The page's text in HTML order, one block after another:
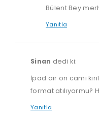
Bülent Bey
Yanıtla
Sinan dedi ki:
İpad air ön camı
format atılıyormu?
Yanıtla